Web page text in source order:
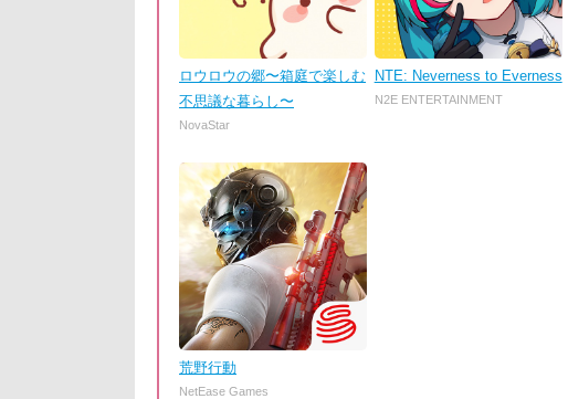
ロウロウの郷〜箱庭で楽しむ
不思議な暮らし〜
NovaStar
NTE: Neverness to Everness
N2E ENTERTAINMENT
荒野行動
NetEase Games